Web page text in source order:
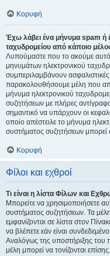
Κορυφή
Έχω λάβει ένα μήνυμα spam ή
ταχυδρομείου από κάποιο
Λυπούμαστε που το ακούμε
μηνυμάτων ηλεκτρονικού
συμπεριλαμβάνουν
παρακολουθήσουμε μέλη που
μήνυμα ηλεκτρονικού
συζητήσεων με πλήρες
σημαντικό να υπάρχουν οι
οποίο απέστειλε το μήνυμα
συστήματος συζητήσεων μπορεί
Κορυφή
Φίλοι και εχθροί
Τι είναι η λίστα Φίλων και
Μπορείτε να χρησιμοποιήσετε
συστήματος συζητήσεων. Τα
εμφανίζονται σε λίστα στον
να βλέπετε εάν είναι
Αναλόγως της υποστήριξης του
μέλη μπορεί να τονίζονται